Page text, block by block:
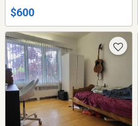
$600